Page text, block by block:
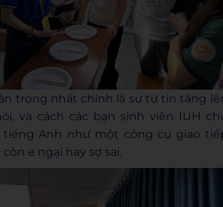
trọng nhất chính là sự tự tin tăng
và cách các bạn sinh viên IUH
Anh như một công cụ giao
e ngại hay sợ sai.